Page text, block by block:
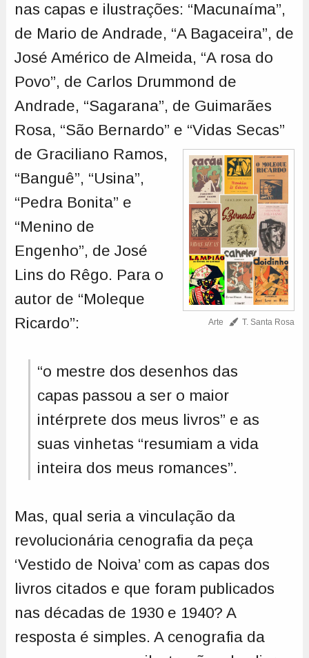
nas capas e ilustrações: “Macunaíma”,
de Mario de Andrade, “A Bagaceira”, de
José Américo de Almeida, “A rosa do
Povo”, de Carlos Drummond de
Andrade, “Sagarana”, de Guimarães
Rosa, “São Bernardo” e “Vidas Secas”
de Graciliano Ramos,
Arte T. Santa Rosa
“Banguê”, “Usina”,
“Pedra Bonita” e
“Menino de
Engenho”, de José
Lins do Rêgo. Para o
autor de “Moleque
Ricardo”:
“o mestre dos desenhos das
capas passou a ser o maior
intérprete dos meus livros” e as
suas vinhetas “resumiam a vida
inteira dos meus romances”.
Mas, qual seria a vinculação da
revolucionária cenografia da peça
‘Vestido de Noiva’ com as capas dos
livros citados e que foram publicados
nas décadas de 1930 e 1940? A
resposta é simples. A cenografia da